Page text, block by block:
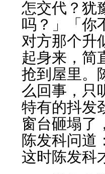
怎交代？犹
吗？」「你
对方那个升
起身来，简
抢到屋里。
么回事，只
特有的抖发
窗台砸塌了
陈发科问道
这时陈发科